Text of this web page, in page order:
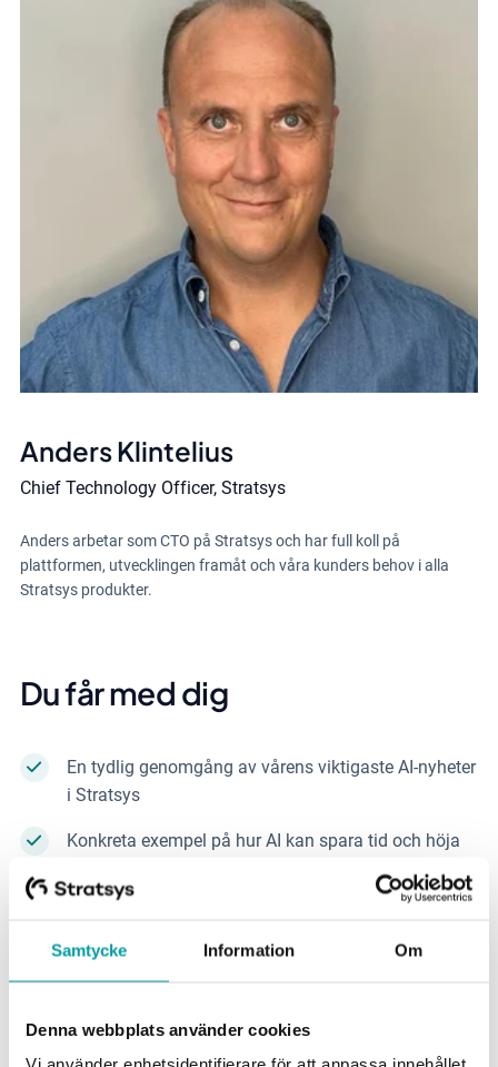
Samtycke Information Om
Denna webbplats använder cookies
Anders Klintelius
Chief Technology Officer, Stratsys
Anders arbetar som CTO på Stratsys och har full koll på
plattformen, utvecklingen framåt och våra kunders behov i alla
Stratsys produkter.
Du får med dig
En tydlig genomgång av vårens viktigaste AI-nyheter
i Stratsys
Konkreta exempel på hur AI kan spara tid och höja
inom Stratsys AI
hjälper ansvariga chefer att snabbt sammanställa
och analysera checklistresultat utan att behöva läsa